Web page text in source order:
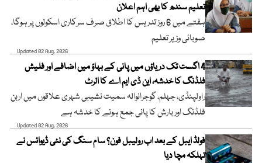
تعلیم سندھ کا بھی اہم اعلان
ہفتے میں 6 روز تدریس کا اطلاق صرف سرکاری اسکولوں پر ہوگا،
صوبائی وزیر تعلیم
Updated 02 Aug, 2026
4 اگست تک دریاؤں میں پانی کے بہاؤ میں اضافے اور فلیش
فلڈنگ کا خدشہ، این ڈی ایم اے کا الرٹ
راولپنڈی، جہلم، گوجرانوالہ سمیت نشیبی شہری علاقوں میں اربن
فلڈنگ اور بارش کا پانی جمع ہونے کا خدشہ ہے
Updated 02 Aug, 2026
فولڈ ایبل کے بعد اب رولیبل فون؟ سام سنگ کی نئی ڈیوائس نے
تہلکہ مچا دیا